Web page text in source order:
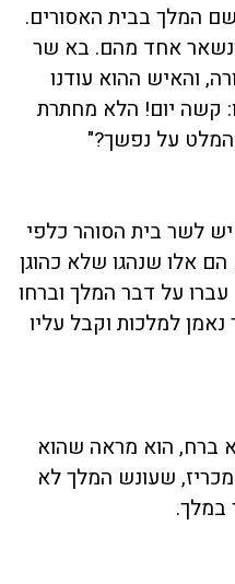
המלך בבית האסורים.
ונשאר אחד מהם. בא שר
והאיש ההוא עודנו
קשה יום! הלא מחתרת
המלט על נפשך?"
לשר בית הסוהר כלפי
אלו שנהגו שלא כהוגן
על דבר המלך וברחו
למלכות וקבל עליו
ברח, הוא מראה שהוא
שעונש המלך לא
במלך.